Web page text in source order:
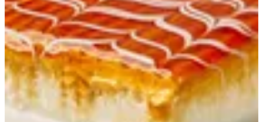
الكيك
عروض عنتاب
الاكثر مبيعا
بقلاوة عنتاب
بقلاة الحليب
الكنافة
الكيك